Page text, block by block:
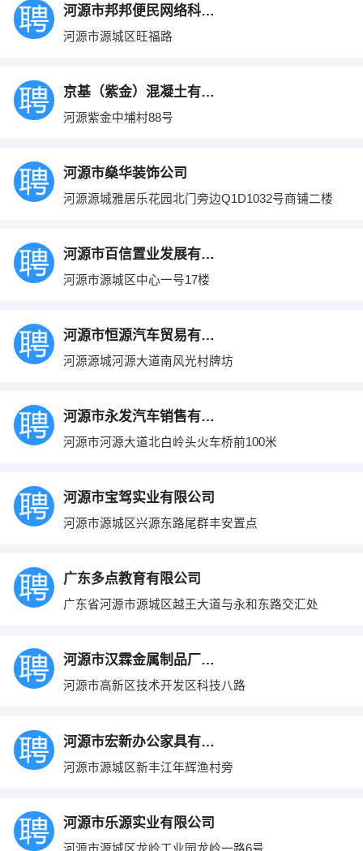
河源市邦邦便民网络科技有限公司
河源市源城区旺福路
京基（紫金）混凝土有限公司
河源紫金中埔村88号
河源市燊华装饰公司
河源源城雅居乐花园北门旁边Q1D1032号商铺二楼
河源市百信置业发展有限公司
河源市源城区中心一号17楼
河源市恒源汽车贸易有限责任公司
河源源城河源大道南风光村牌坊
河源市永发汽车销售有限公司
河源市河源大道北白岭头火车桥前100米
河源市宝驾实业有限公司
河源市源城区兴源东路尾群丰安置点
广东多点教育有限公司
广东省河源市源城区越王大道与永和东路交汇处
河源市汉霖金属制品厂有限公司
河源市高新区技术开发区科技八路
河源市宏新办公家具有限公司
河源市源城区新丰江年辉渔村旁
河源市乐源实业有限公司
河源市源城区龙岭工业园龙岭一路6号